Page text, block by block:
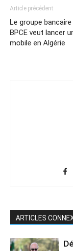
Article précédent
Le groupe
BPCE veut lancer
mobile en Algérie
ARTICLES